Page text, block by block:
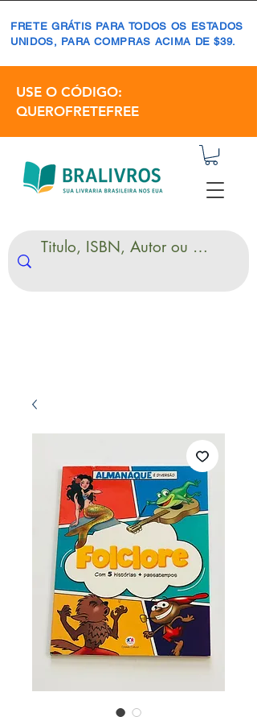
FRETE GRÁTIS PARA TODOS OS ESTADOS
UNIDOS, PARA COMPRAS ACIMA DE $39.
USE O CÓDIGO:
QUEROFRETEFREE